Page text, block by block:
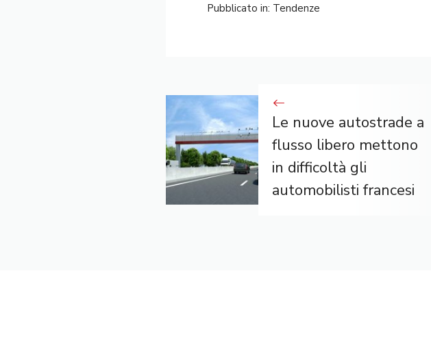
Pubblicato in: Tendenze
Le nuove autostrade a
flusso libero mettono
in difficoltà gli
automobilisti francesi